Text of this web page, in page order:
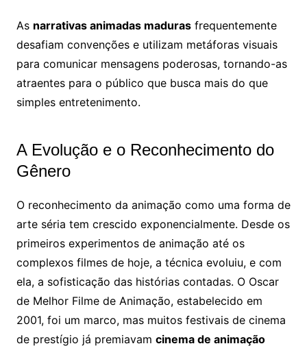
As narrativas animadas madurasfrequentemente
desafiam convenções e utilizam metáforas visuais
para comunicar mensagens poderosas, tornando-as
atraentes para o público que busca mais do que
simples entretenimento.
A Evolução e o Reconhecimento do
Gênero
O reconhecimento da animação como uma forma de
arte séria tem crescido exponencialmente. Desde os
primeiros experimentos de animação até os
complexos filmes de hoje, a técnica evoluiu, e com
ela, a sofisticação das histórias contadas. O Oscar
de Melhor Filme de Animação, estabelecido em
2001, foi um marco, mas muitos festivais de cinema
de prestígio já premiavam cinema de animação